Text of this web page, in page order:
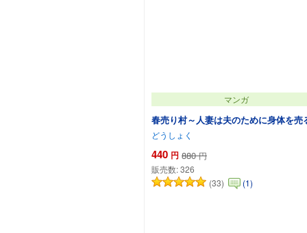
マンガ
春売り村～人妻は夫のために身体を売
どうしょく
440 円 880 円
販売数:326
(33)
(1)